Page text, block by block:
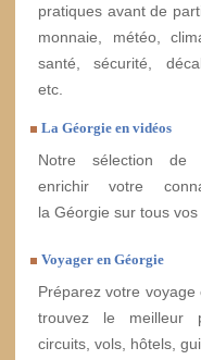
pratiques avant de
monnaie, météo,
santé, sécurité,
etc.
La Géorgie en vidéos
Notre sélection de
enrichir votre
la Géorgie sur tous vos
Voyager en Géorgie
Préparez votre
trouvez le meilleur
circuits, vols, hôtels,